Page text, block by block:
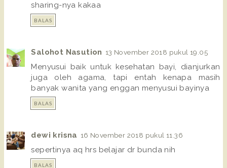
sharing-nya kakaa
BALAS
Salohot Nasution 13 November 2018 pukul 19.05
Menyusui baik untuk kesehatan bayi, dianjurkan
juga oleh agama, tapi entah kenapa masih
banyak wanita yang enggan menyusui bayinya
BALAS
dewi krisna 16 November 2018 pukul 11.36
sepertinya aq hrs belajar dr bunda nih
BALAS